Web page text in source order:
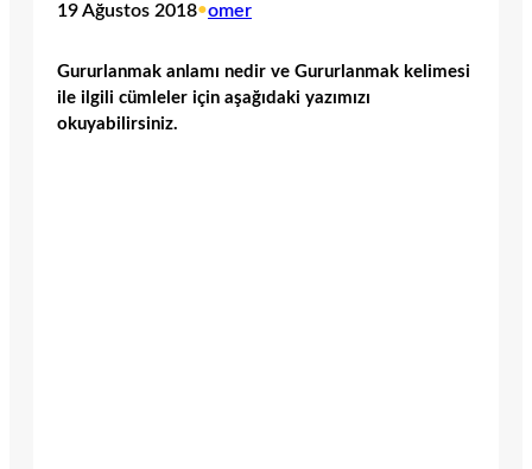
19 Ağustos 2018•omer
Gururlanmak anlamı nedir ve Gururlanmak kelimesi
ile ilgili cümleler için aşağıdaki yazımızı
okuyabilirsiniz.